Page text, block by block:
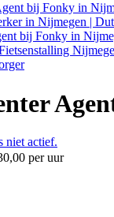
bij Fonky in
in Nijmegen |
bij Fonky in
niet actief.
per uur